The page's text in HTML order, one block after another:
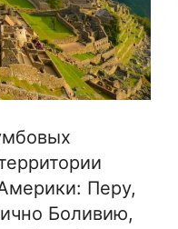
Перу,
Боливию,